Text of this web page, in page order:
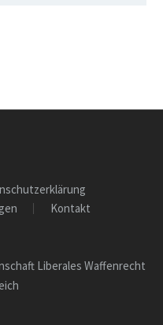
Kontakt
Liberales Waffenrecht